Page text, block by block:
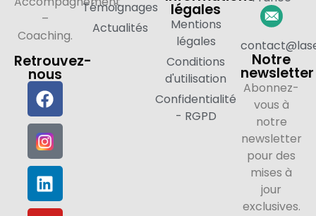
–
Coaching.
Retrouvez-
nous
Témoignages
Actualités
légales
Mentions
légales
Conditions
d'utilisation
Confidentialité
- RGPD
Notre
newsletter
Abonnez-
vous à
notre
newsletter
pour des
mises à
jour
exclusives.